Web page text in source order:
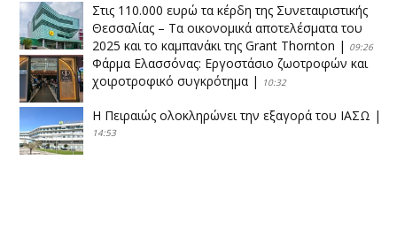
Στις 110.000 ευρώ τα κέρδη της Συνεταιριστικής
Θεσσαλίας – Τα οικονομικά αποτελέσματα του
2025 και το καμπανάκι της Grant Thornton | 09:26
Φάρμα Ελασσόνας: Εργοστάσιο ζωοτροφών και
χοιροτροφικό συγκρότημα | 10:32
Η Πειραιώς ολοκληρώνει την εξαγορά του ΙΑΣΩ |
14:53